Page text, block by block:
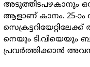
അടുത്തിടപഴകാനും
ആളാണ് കാനം. 25-
നെയും ടി.വിയെയും
പ്രവര്‍ത്തിക്കാന്‍